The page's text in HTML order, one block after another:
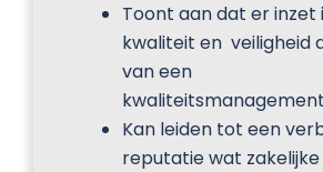
Toont aan dat er inzet
kwaliteit en veiligheid
van een
Kan leiden tot een
reputatie wat